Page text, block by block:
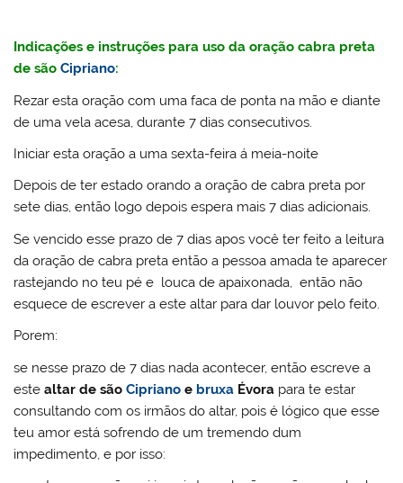
Indicações e instruções para uso da oração cabra preta
de sãoCipriano:
Rezar esta oração com uma faca de ponta na mão e diante
de uma vela acesa, durante 7 dias consecutivos.
Iniciar esta oração a uma sexta-feira á meia-noite
Depois de ter estado orando a oração de cabra preta por
sete dias, então logo depois espera mais 7 dias adicionais.
Se vencido esse prazo de 7 dias apos você ter feito a leitura
da oração de cabra preta então a pessoa amada te aparecer
rastejando no teu pé e louca de apaixonada, então não
esquece de escrever a este altar para dar louvor pelo feito.
Porem:
se nesse prazo de 7 dias nada acontecer, então escreve a
estealtar de sãoCipriano e bruxa Évora para te estar
consultando com os irmãos do altar, pois é lógico que esse
teu amor está sofrendo de um tremendo dum
impedimento, e por isso: